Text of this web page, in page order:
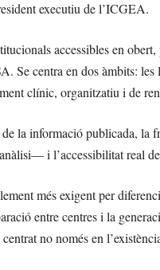
executiu de l’ICGEA.
accessibles en
Se centra en dos àmbits: les
clínic, organitzatiu i de
la informació publicada, la
i l’accessibilitat real de
més exigent per
entre centres i la
no només en